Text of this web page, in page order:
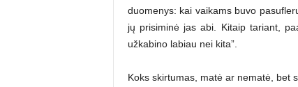
duomenys: kai vaikams buvo
jų prisiminė jas abi. Kitaip tariant,
užkabino labiau nei kita”.
Koks skirtumas, matė ar nematė, bet